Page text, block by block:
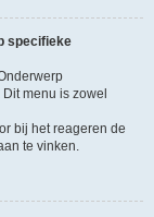
specifieke
menu is zowel
bij het reageren de
te vinken.